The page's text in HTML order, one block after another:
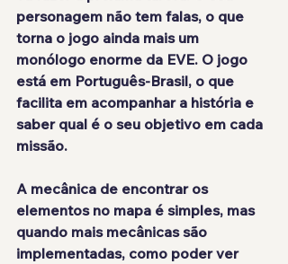
personagem não tem falas, o que
torna o jogo ainda mais um
monólogo enorme da EVE. O jogo
está em Português-Brasil, o que
facilita em acompanhar a história e
saber qual é o seu objetivo em cada
missão.
A mecânica de encontrar os
elementos no mapa é simples, mas
quando mais mecânicas são
implementadas, como poder ver